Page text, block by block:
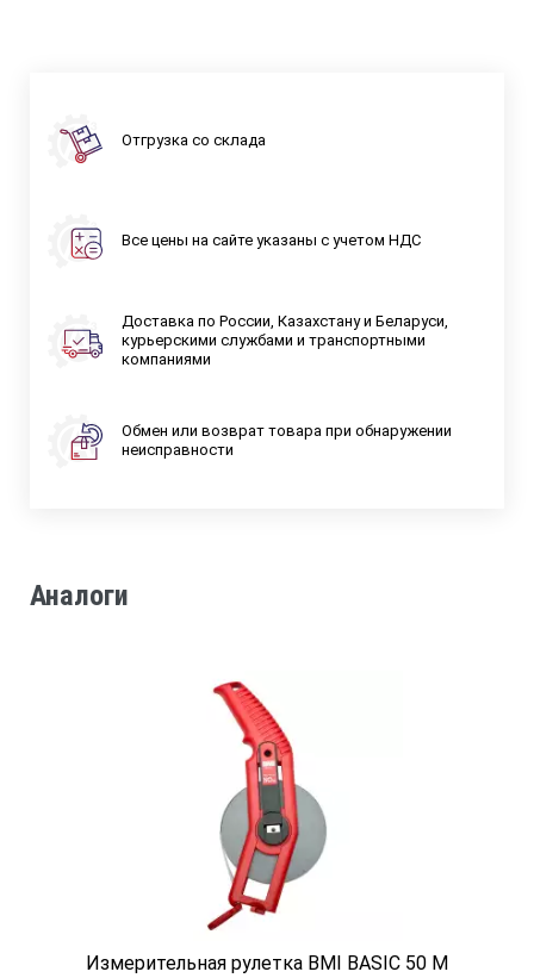
Отгрузка со склада
Все цены на сайте указаны с учетом НДС
Доставка по России, Казахстану и Беларуси,
курьерскими службами и транспортными
компаниями
Обмен или возврат товара при обнаружении
неисправности
Аналоги
Измерительная рулетка BMI BASIC 50 M